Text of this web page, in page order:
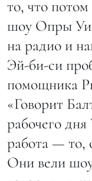
то, что
шоу Опры
на радио и
Эй-би-си
помощника
«Говорит
рабочего
работа — то,
Они вели